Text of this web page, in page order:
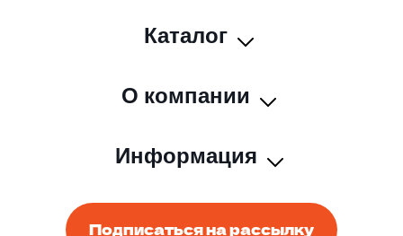
Каталог
О компании
Информация
Подписаться на рассылку